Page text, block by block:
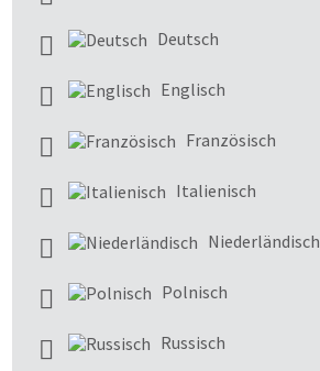
Deutsch
Englisch
Französisch
Italienisch
Niederländisch
Polnisch
Russisch